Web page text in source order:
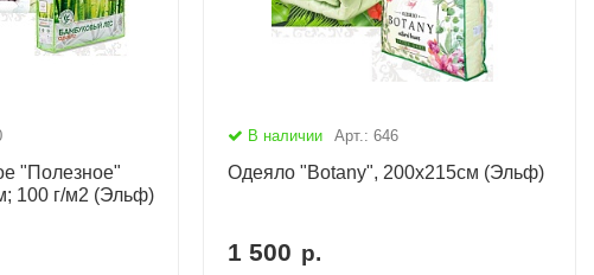
"Полезное"
100 г/м2 (Эльф)
В наличии Арт.: 646
Одеяло "Botany", 200х215см (Эльф)
1 500 р.